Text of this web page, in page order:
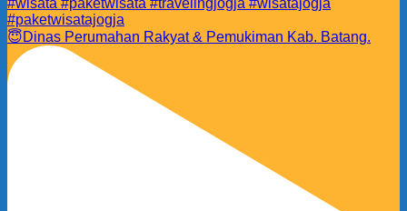
😇Dinas Perumahan Rakyat & Pemukiman Kab. Batang.